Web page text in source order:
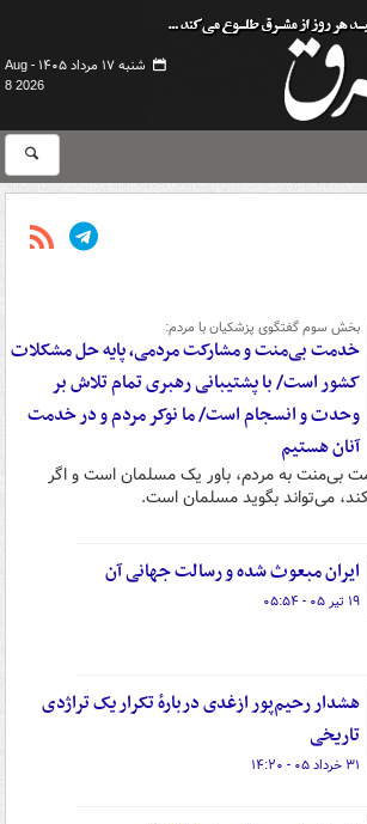
شنبه ۱۷ مرداد ۱۴۰۵ -
Aug
8 2026
بخش سوم گفتگوی پزشکیان با مردم:
خدمت بی‌منت و مشارکت مردمی، پایه حل مشکلات
کشور است/ با پشتیبانی رهبری تمام تلاش بر
وحدت و انسجام است/ ما نوکر مردم و در خدمت
آنان هستیم
به مردم، باور یک مسلمان است و اگر
می‌تواند بگوید مسلمان است.
ایران مبعوث شده و رسالت جهانی آن
۱۹ تیر ۰۵ - ۰۵:۵۴
هشدار رحیم‌پور ازغدی دربارهٔ تکرار یک تراژدی
تاریخی
۳۱ خرداد ۰۵ - ۱۴:۲۰